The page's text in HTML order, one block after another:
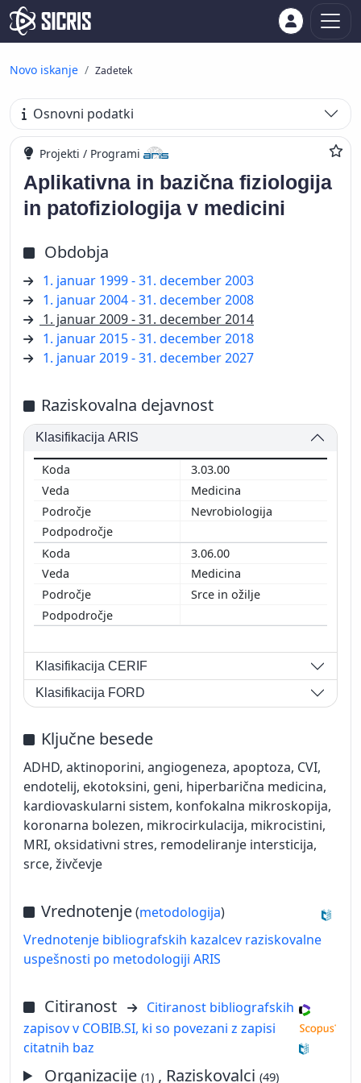
Novo iskanje Zadetek
Osnovni podatki
Projekti / Programi
Aplikativna in bazična fiziologija
in patofiziologija v medicini
Obdobja
1. januar 1999 - 31. december 2003
1. januar 2004 - 31. december 2008
1. januar 2009 - 31. december 2014
1. januar 2015 - 31. december 2018
1. januar 2019 - 31. december 2027
Raziskovalna dejavnost
Klasifikacija ARIS
3.03.00
Medicina
Nevrobiologija
3.06.00
Medicina
Srce in ožilje
Klasifikacija CERIF
Klasifikacija FORD
Ključne besede
ADHD, aktinoporini, angiogeneza, apoptoza, CVI,
endotelij, ekotoksini, geni, hiperbarična medicina,
kardiovaskularni sistem, konfokalna mikroskopija,
koronarna bolezen, mikrocirkulacija, mikrocistini,
MRI, oksidativni stres, remodeliranje intersticija,
srce, živčevje
Vrednotenje(metodologija)
Vrednotenje bibliografskih kazalcev raziskovalne
uspešnosti po metodologiji ARIS
Citiranost
Citiranost bibliografskih
zapisov v COBIB.SI, ki so povezani z zapisi
citatnih baz
Organizacije(1) , Raziskovalci(49)